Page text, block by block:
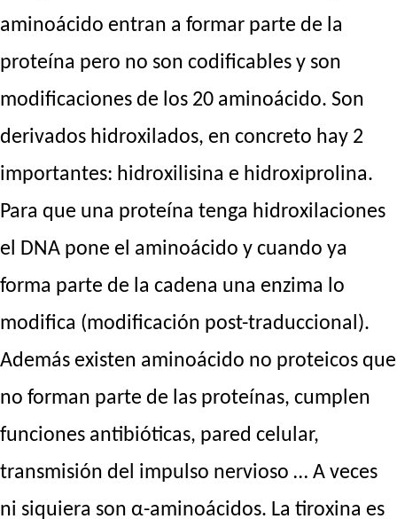
aminoácido entran a formar parte de la
proteína pero no son codificables y son
modificaciones de los 20 aminoácido. Son
derivados hidroxilados, en concreto hay 2
importantes: hidroxilisina e hidroxiprolina.
Para que una proteína tenga hidroxilaciones
el DNA pone el aminoácido y cuando ya
forma parte de la cadena una enzima lo
modifica (modificación post-traduccional).
Además existen aminoácido no proteicos que
no forman parte de las proteínas, cumplen
funciones antibióticas, pared celular,
transmisión del impulso nervioso … A veces
ni siquiera son α-aminoácidos. La tiroxina es